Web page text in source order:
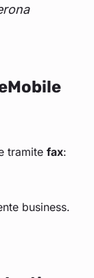
tramitefax:
business.